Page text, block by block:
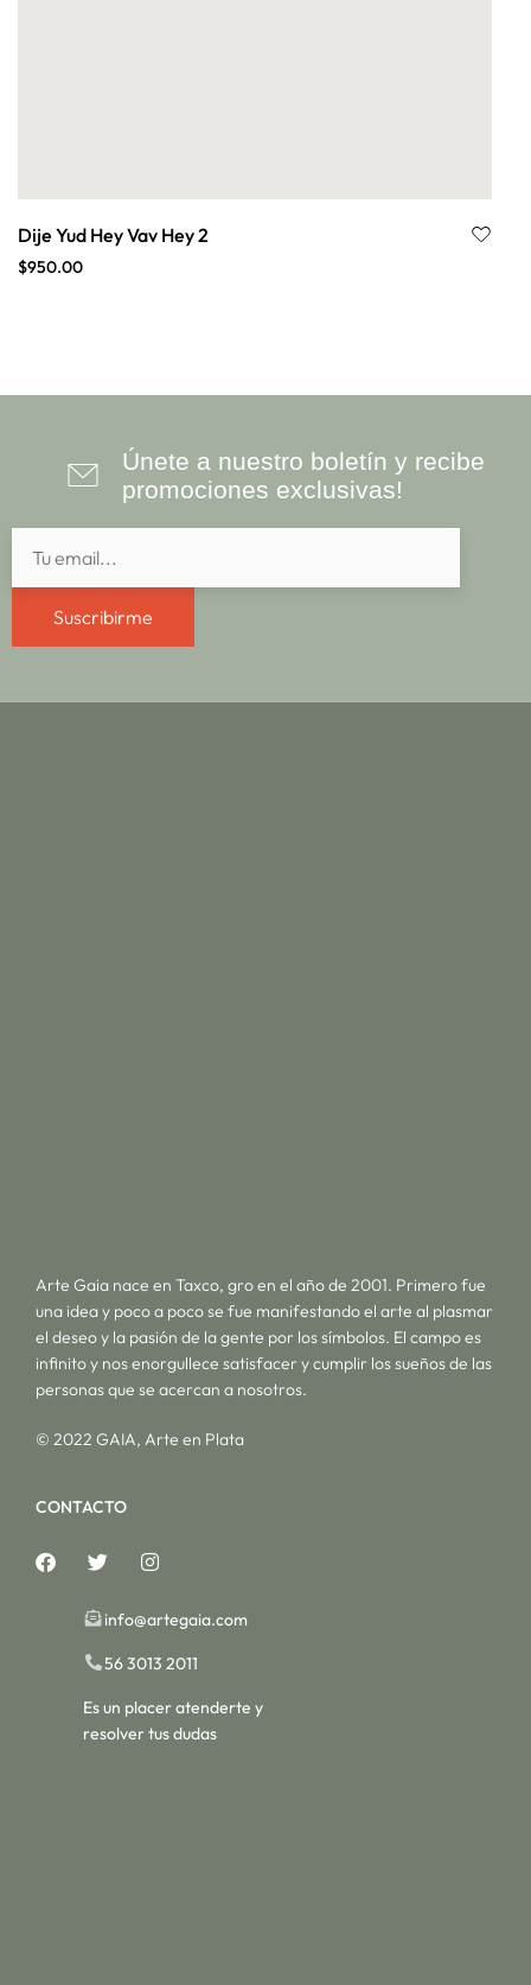
Dije Yud Hey Vav Hey 2
$950.00
Únete a nuestro boletín y recibe
promociones exclusivas!
Suscribirme
Arte Gaia nace en Taxco, gro en el año de 2001. Primero fue
una idea y poco a poco se fue manifestando el arte al plasmar
el deseo y la pasión de la gente por los símbolos. El campo es
infinito y nos enorgullece satisfacer y cumplir los sueños de las
personas que se acercan a nosotros.
© 2022 GAIA, Arte en Plata
CONTACTO
info@artegaia.com
56 3013 2011
Es un placer atenderte y
resolver tus dudas